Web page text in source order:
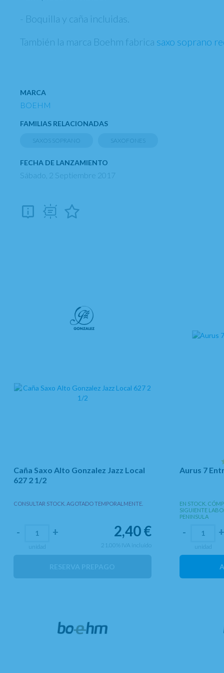
- Boquilla y caña incluidas.
También la marca Boehm fabrica saxo soprano
MARCA
BOEHM
FAMILIAS RELACIONADAS
SAXOS SOPRANO SAXOFONES
FECHA DE LANZAMIENTO
Sábado, 2 Septiembre 2017
Caña Saxo Alto Gonzalez Jazz Local
627 2 1/2
CONSULTAR STOCK. AGOTADO TEMPORALMENTE.
2,40€
21.00% IVA incluido
- +
unidad
RESERVA PREPAGO
Aurus 7
EN STOCK.
SIGUIENTE
PENINSULA
- +
unidad